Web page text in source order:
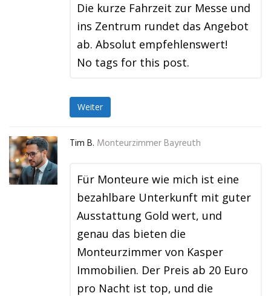
Die kurze Fahrzeit zur Messe und
ins Zentrum rundet das Angebot
ab. Absolut empfehlenswert!
No tags for this post.
Weiter
Tim B. Monteurzimmer Bayreuth
Für Monteure wie mich ist eine
bezahlbare Unterkunft mit guter
Ausstattung Gold wert, und
genau das bieten die
Monteurzimmer von Kasper
Immobilien. Der Preis ab 20 Euro
pro Nacht ist top, und die